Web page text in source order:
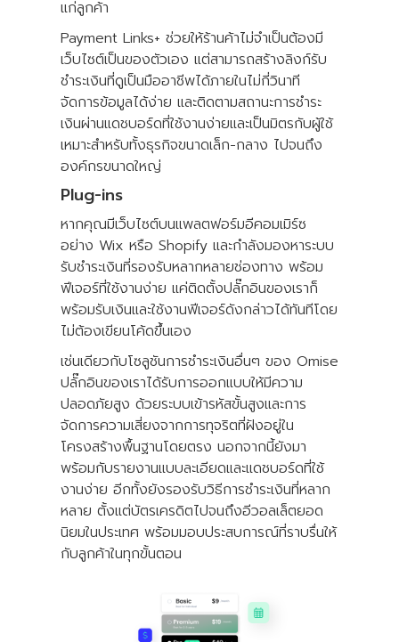
แก่ลูกค้า
Payment Links+ ช่วยให้ร้านค้าไม่จำเป็นต้องมี
เว็บไซต์เป็นของตัวเอง แต่สามารถสร้างลิงก์รับ
ชำระเงินที่ดูเป็นมืออาชีพได้ภายในไม่กี่วินาที
จัดการข้อมูลได้ง่าย และติดตามสถานะการชำระ
เงินผ่านแดชบอร์ดที่ใช้งานง่ายและเป็นมิตรกับผู้ใช้
เหมาะสำหรับทั้งธุรกิจขนาดเล็ก-กลาง ไปจนถึง
องค์กรขนาดใหญ่
Plug-ins
หากคุณมีเว็บไซต์บนแพลตฟอร์มอีคอมเมิร์ซ
อย่าง Wix หรือ Shopify และกำลังมองหาระบบ
รับชำระเงินที่รองรับหลากหลายช่องทาง พร้อม
ฟีเจอร์ที่ใช้งานง่าย แค่ติดตั้งปลั๊กอินของเราก็
พร้อมรับเงินและใช้งานฟีเจอร์ดังกล่าวได้ทันทีโดย
ไม่ต้องเขียนโค้ดขึ้นเอง
เช่นเดียวกับโซลูชันการชำระเงินอื่นๆ ของ Omise
ปลั๊กอินของเราได้รับการออกแบบให้มีความ
ปลอดภัยสูง ด้วยระบบเข้ารหัสขั้นสูงและการ
จัดการความเสี่ยงจากการทุจริตที่ฝังอยู่ใน
โครงสร้างพื้นฐานโดยตรง นอกจากนี้ยังมา
พร้อมกับรายงานแบบละเอียดและแดชบอร์ดที่ใช้
งานง่าย อีกทั้งยังรองรับวิธีการชำระเงินที่หลาก
หลาย ตั้งแต่บัตรเครดิตไปจนถึงอีวอลเล็ตยอด
นิยมในประเทศ พร้อมมอบประสบการณ์ที่ราบรื่นให้
กับลูกค้าในทุกขั้นตอน